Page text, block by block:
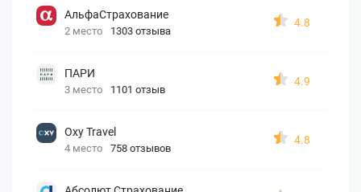
АльфаСтрахование
2 место 1303 отзыва
4.8
ПАРИ
3 место 1101 отзыв
4.9
Oxy Travel
4 место 758 отзывов
4.8